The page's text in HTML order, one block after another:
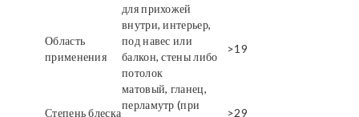
для прихожей
Область
применения
внутри, интерьер,
под навес или
балкон, стены либо
потолок
>19
Степень блеска
матовый, гланец,
перламутр (при
>29